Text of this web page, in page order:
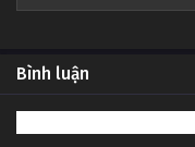
bao ngày, anh đưa đón cô
sáng, nhưng không, chính
Bình luận